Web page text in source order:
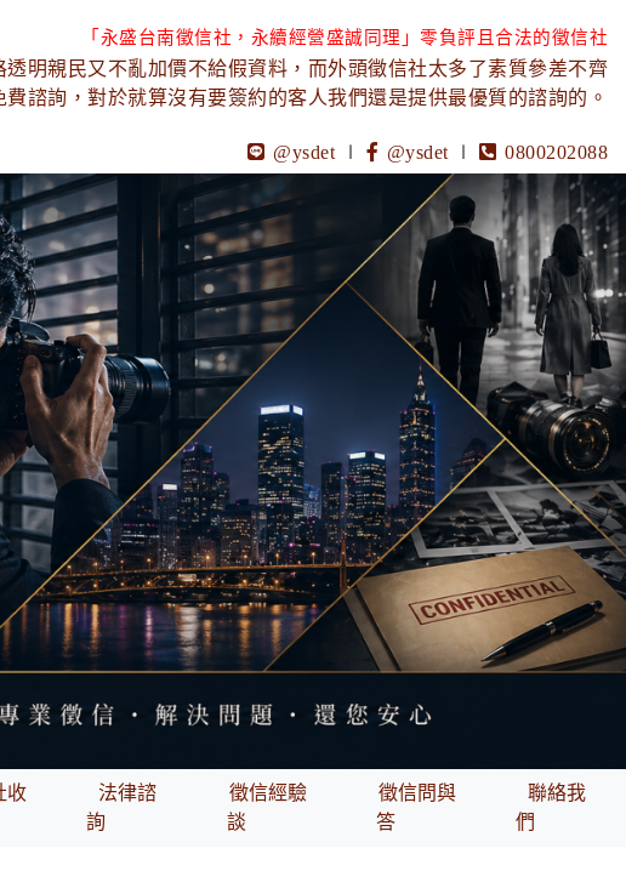
「永盛台南徵信社，永續經營盛誠同理」零負評且合法的徵信社
透明親民又不亂加價不給假資料，而外頭徵信社太多了素質參差不齊
諮詢，對於就算沒有要簽約的客人我們還是提供最優質的諮詢的。
@ysdet ∣ @ysdet ∣ 0800202088
收
法律諮
詢
徵信經驗
談
徵信問與
答
聯絡我
們